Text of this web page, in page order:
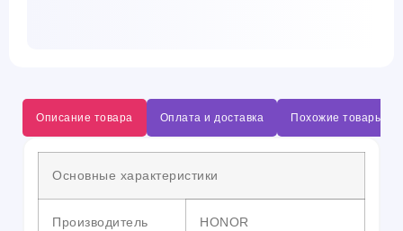
Описание товара Оплата и доставка Похожие товары
Основные характеристики
Производитель HONOR